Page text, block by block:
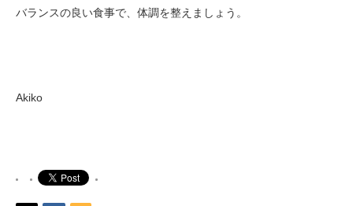
バランスの良い食事で、体調を整えましょう。
Akiko